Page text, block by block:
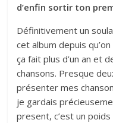
d’enfin sortir ton
Définitivement un
cet album depuis
ça fait plus d’un an et
chansons. Presque
présenter mes
je gardais
present, c’est un